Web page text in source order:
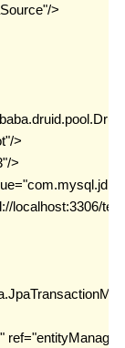
>
>
>
localhost:3306/